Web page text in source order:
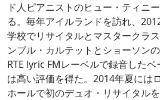
ド人ピアニストのヒュー・ティニ
る。毎年アイルランドを訪れ、
学校でリサイタルとマスタークラ
ンブル・カルテットとショーソン
RTE lyric FMレーベルで録音した
は高い評価を得た。2014年夏には
ホールで初のデュオ・リサイタル